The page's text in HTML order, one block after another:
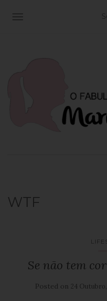
TOGGLE NAVIGATION
WTF
Se não tem
Posted on 24